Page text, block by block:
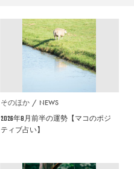
そのほか NEWS
2026年8月前半の運勢【マコのポジ
ティブ占い】